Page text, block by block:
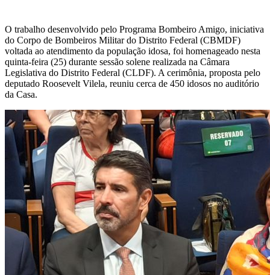
O trabalho desenvolvido pelo Programa Bombeiro Amigo, iniciativa
do Corpo de Bombeiros Militar do Distrito Federal (CBMDF)
voltada ao atendimento da população idosa, foi homenageado nesta
quinta-feira (25) durante sessão solene realizada na Câmara
Legislativa do Distrito Federal (CLDF). A cerimônia, proposta pelo
deputado Roosevelt Vilela, reuniu cerca de 450 idosos no auditório
da Casa.